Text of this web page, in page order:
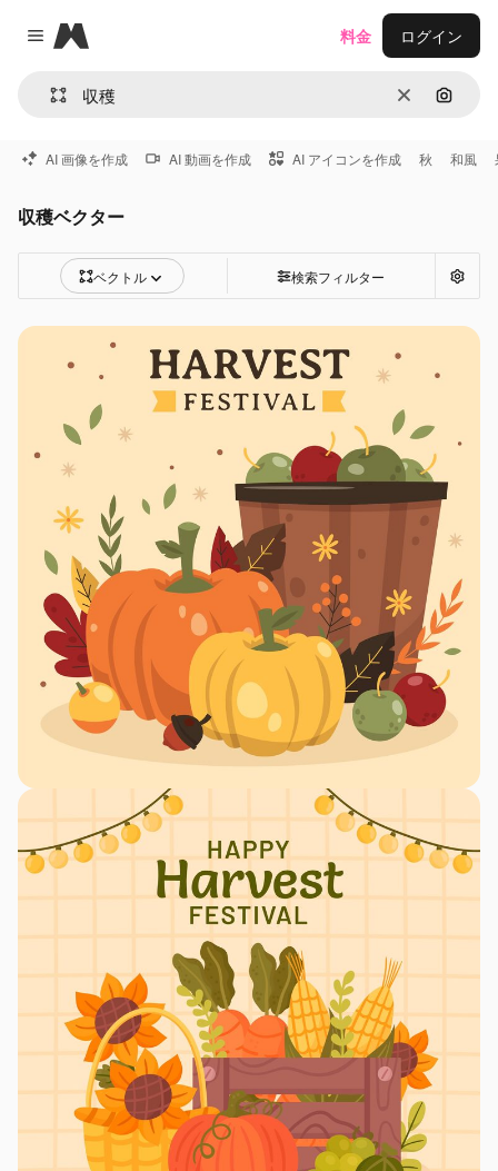
Close menu
Magnific
消去 画像で
料金 ログイン
AI 画像を作成 AI 動画を作成 AI アイコンを作成 秋 和風
収穫ベクター
ベクトル 検索フィルター